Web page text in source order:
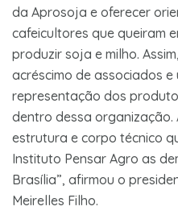
da Aprosoja e oferecer
cafeicultores que queiram
produzir soja e milho.
acréscimo de associados e
representação dos
dentro dessa organização.
estrutura e corpo técnico
Instituto Pensar Agro as
Brasília”, afirmou o
Meirelles Filho.